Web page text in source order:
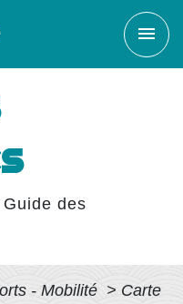
menu
Guide des
- Mobilité > Carte